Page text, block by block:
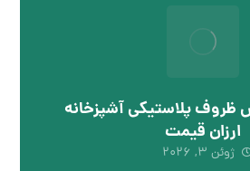
ظروف پلاستیکی آشپزخانه
ارزان قیمت
ژوئن ۳, ۲۰۲۶